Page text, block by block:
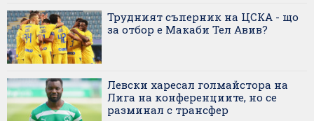
Трудният съперник на ЦСКА - що
за отбор е Макаби Тел Авив?
Левски харесал голмайстора на
Лига на конференциите, но се
разминал с трансфер